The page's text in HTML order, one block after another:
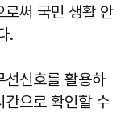
로써 국민 생활 안
.
선신호를 활용하
간으로 확인할 수